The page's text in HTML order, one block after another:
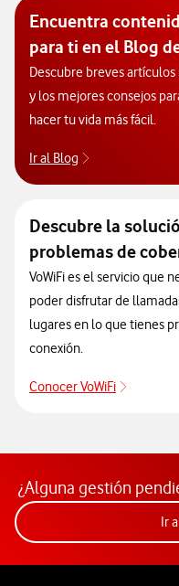
Encuentra
para ti en el Blog
Descubre breves
y los mejores consejos
hacer tu vida más fácil.
Ir al Blog
Descubre la
problemas de
VoWiFi es el servicio que
poder disfrutar de
lugares en lo que tienes
conexión.
Conocer VoWiFi
¿Alguna gestión
Ir